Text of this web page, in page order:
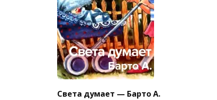
Света думает — Барто А.